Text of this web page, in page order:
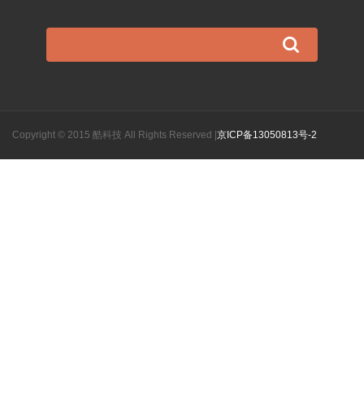
Copyright © 2015 酷科技 All Rights Reserved 京ICP备13050813号-2